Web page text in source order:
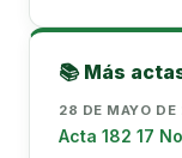
📚 Más
28 DE MAYO
Acta 182 17